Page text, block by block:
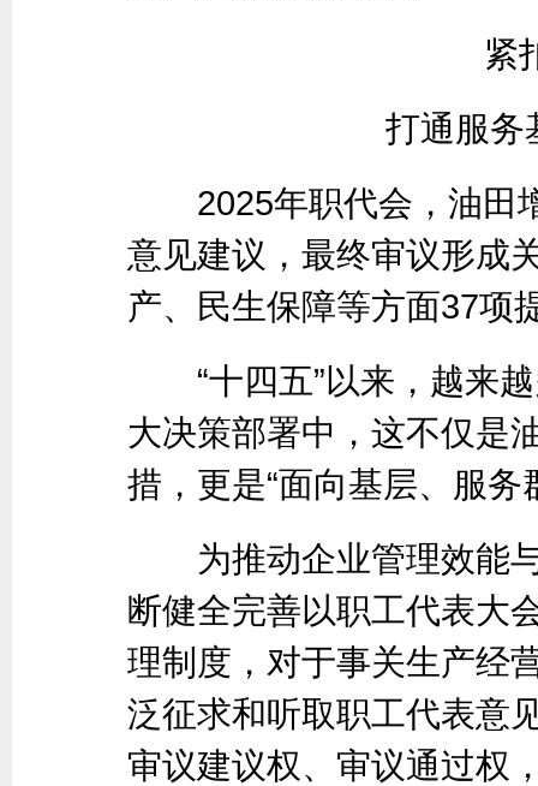
紧
打通服务
2025年职代会，油田
意见建议，最终审议形成
产、民生保障等方面37项
“十四五”以来，越来越
大决策部署中，这不仅是
措，更是“面向基层、服
为推动企业管理效能与
断健全完善以职工代表大
理制度，对于事关生产经
泛征求和听取职工代表意
审议建议权、审议通过权